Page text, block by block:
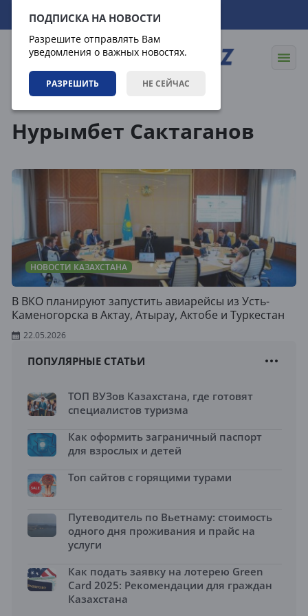
ПОДПИСКА НА НОВОСТИ
Разрешите отправлять Вам
уведомления о важных новостях.
РАЗРЕШИТЬ НЕ СЕЙЧАС
08.08.2026 20:11:12
Нурымбет Сактаганов
НОВОСТИ КАЗАХСТАНА
В ВКО планируют запустить авиарейсы из Усть-
Каменогорска в Актау, Атырау, Актобе и Туркестан
22.05.2026
ПОПУЛЯРНЫЕ СТАТЬИ
ТОП ВУЗов Казахстана, где готовят
специалистов туризма
Как оформить заграничный паспорт
для взрослых и детей
Топ сайтов с горящими турами
Путеводитель по Вьетнаму: стоимость
одного дня проживания и прайс на
услуги
Как подать заявку на лотерею Green
Card 2025: Рекомендации для граждан
Казахстана